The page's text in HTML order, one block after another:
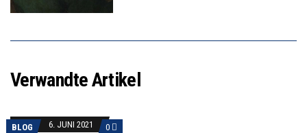
Verwandte Artikel
BLOG 6. JUNI 2021 0